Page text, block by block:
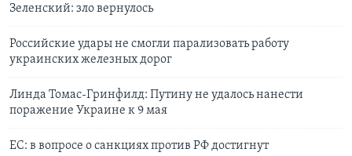
Зеленский: зло вернулось
Российские удары не смогли парализовать работу
украинских железных дорог
Линда Томас-Гринфилд: Путину не удалось нанести
поражение Украине к 9 мая
ЕС: в вопросе о санкциях против РФ достигнут